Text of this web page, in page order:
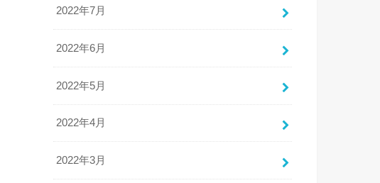
2022年7月
2022年6月
2022年5月
2022年4月
2022年3月